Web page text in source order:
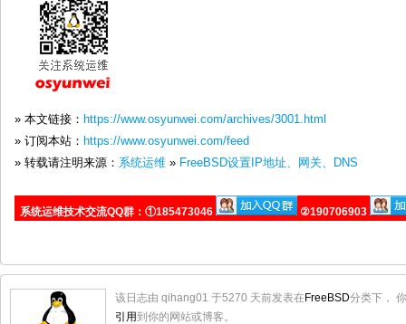
» 本文链接： https://www.osyunwei.com/archives/3001.html
» 订阅本站： https://www.osyunwei.com/feed
» 转载请注明来源： 系统运维 » FreeBSD设置IP地址、网关、DNS
系统运维技术交流QQ群：①185473046 ②190706903
该日志由 qihang01 于5270 天前发表在 FreeBSD分类下，
引用到你的网站或博客。